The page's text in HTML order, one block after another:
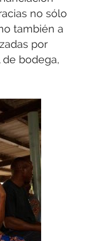
no sólo
también a
por
de bodega,